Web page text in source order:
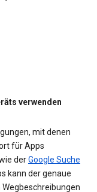
verwenden
mit denen
für Apps
derGoogle Suche
kann der genaue